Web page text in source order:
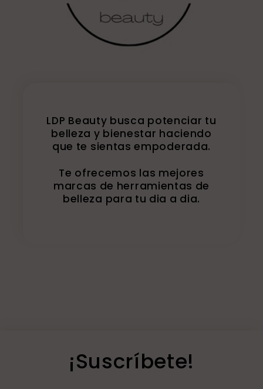
LDP Beauty busca potenciar tu
belleza y bienestar haciendo
que te sientas empoderada.
Te ofrecemos las mejores
marcas de herramientas de
belleza para tu dia a dia.
¡Suscríbete!